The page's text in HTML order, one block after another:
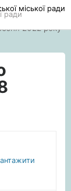
ради
2022 року